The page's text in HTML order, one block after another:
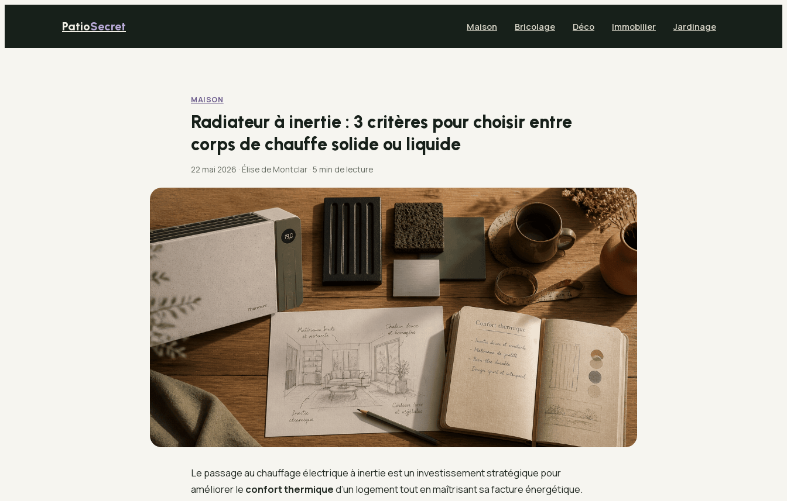
PatioSecret Maison Bricolage Déco Immobilier Jardinage
MAISON
Radiateur à inertie : 3 critères pour choisir entre
corps de chauffe solide ou liquide
22 mai 2026 · Élise de Montclar · 5 min de lecture
Le passage au chauffage électrique à inertie est un investissement stratégique pour
améliorer le confort thermiqued’un logement tout en maîtrisant sa facture énergétique.